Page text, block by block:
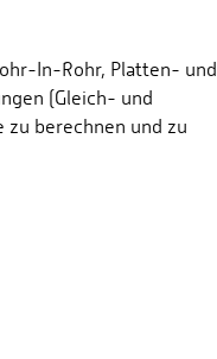
In-Rohr, Platten- und
(Gleich- und
zu berechnen und zu